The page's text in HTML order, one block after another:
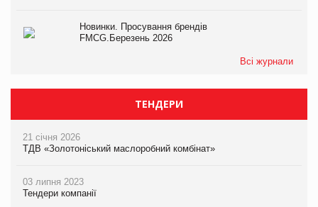
Новинки. Просування брендів
FMCG.Березень 2026
Всі журнали
ТЕНДЕРИ
21 січня 2026
ТДВ «Золотоніський маслоробний комбінат»
03 липня 2023
Тендери компанії